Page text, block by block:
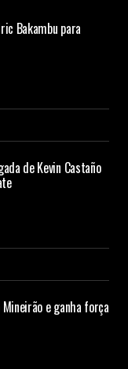
Bakambu para
de Kevin Castaño
e ganha força